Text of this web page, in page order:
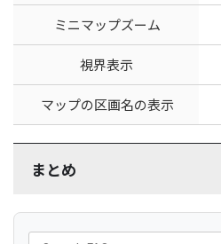
ミニマップズーム
視界表示
マップの区画名の表示
まとめ